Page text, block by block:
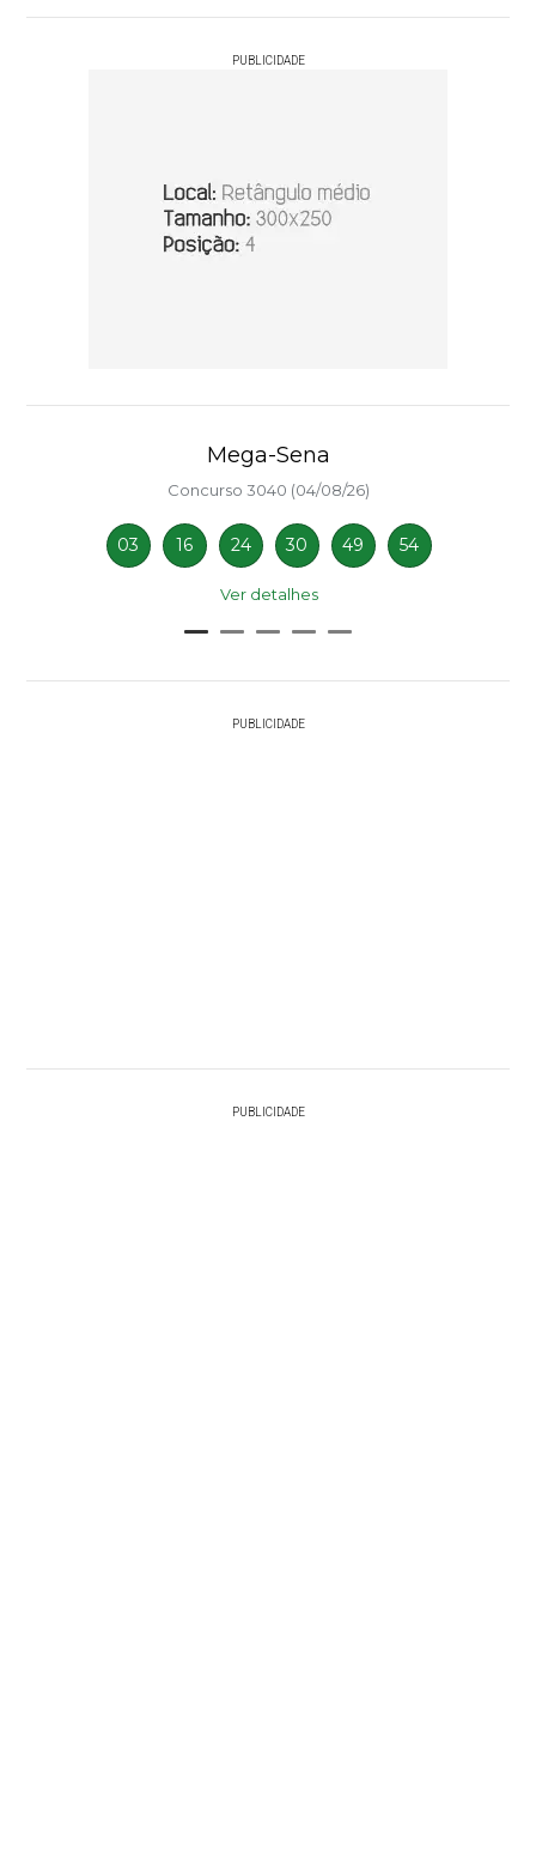
PUBLICIDADE
Mega-Sena
Concurso 3040 (04/08/26)
03 16 24 30 49 54
Ver detalhes
PUBLICIDADE
PUBLICIDADE